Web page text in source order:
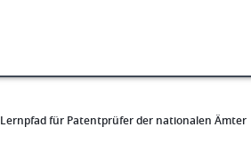
Lernpfad für Patentprüfer der nationalen Ämter